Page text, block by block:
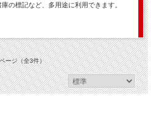
庫の標記など、多用途に利用できます。
ージ（全3件）